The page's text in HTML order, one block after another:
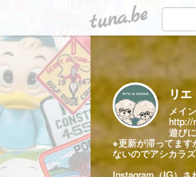
tuna.be
リエ
メイ
http://
遊び
※更新が滞ってま
ないのでアシカラ